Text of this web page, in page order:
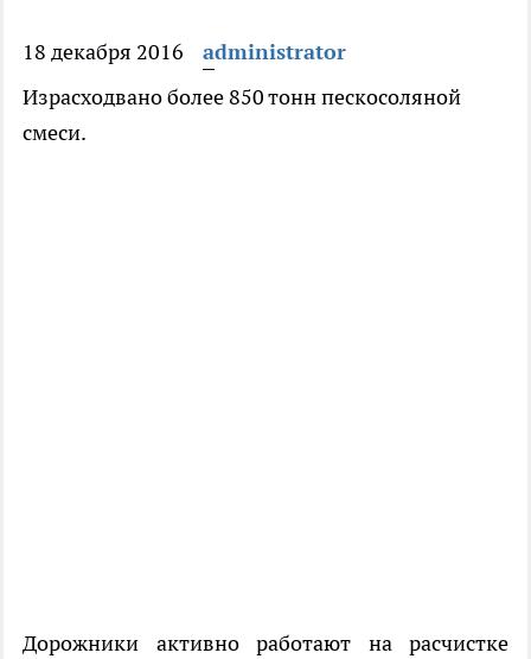
18 декабря 2016
administrator
Израсходвано более 850 тонн пескосоляной
смеси.
Дорожники активно работают на расчистке